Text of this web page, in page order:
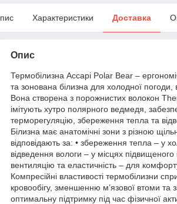
Характеристики Доставка
Опис
Термобілизна Accapi Polar Bear –
та зонована білизна для холодної погоди,
Вона створена з порожнистих волокон
імітують хутро полярного ведмедя,
терморегуляцію, збереження тепла та
Білизна має анатомічні зони з різною
відповідають за: • збереження тепла – у
відведення вологи – у місцях підвищеного
вентиляцію та еластичність – для
Компресійні властивості термобілизни
кровообігу, зменшенню м’язової втоми та
оптимальну підтримку під час фізичної